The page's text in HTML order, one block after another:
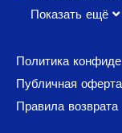
Показать ещё
Политика
Публичная оферта
Правила возврата